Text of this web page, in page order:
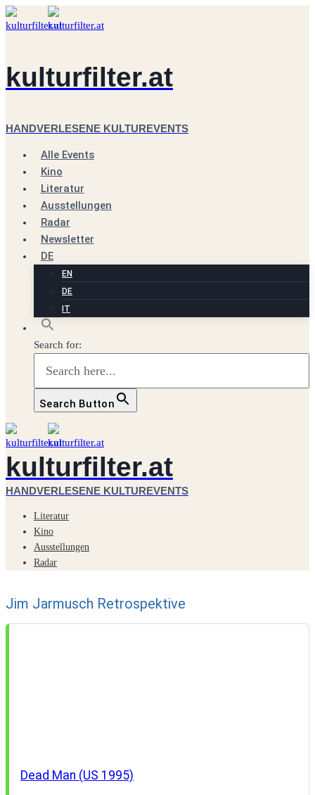
Zum
Inhalt
kulturfilter.at
HANDVERLESENE KULTUREVENTS
Alle Events
Kino
Literatur
Ausstellungen
Radar
Newsletter
DE
EN
DE
IT
Search for:
Search Button
kulturfilter.at
HANDVERLESENE KULTUREVENTS
Literatur
Kino
Ausstellungen
Radar
Jim Jarmusch Retrospektive
Dead Man (US 1995)